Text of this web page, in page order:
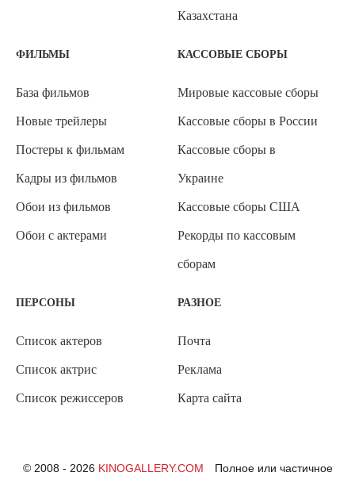
Казахстана
ФИЛЬМЫ
База фильмов
Новые трейлеры
Постеры к фильмам
Кадры из фильмов
Обои из фильмов
Обои с актерами
КАССОВЫЕ СБОРЫ
Мировые кассовые сборы
Кассовые сборы в России
Кассовые сборы в
Украине
Кассовые сборы США
Рекорды по кассовым
сборам
ПЕРСОНЫ
Список актеров
Список актрис
Список режиссеров
РАЗНОЕ
Почта
Реклама
Карта сайта
© 2008 - 2026 KINOGALLERY.COM
Полное или частичное